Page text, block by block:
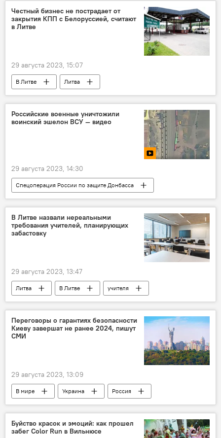
страны Балтии
Честный бизнес не пострадает от
закрытия КПП с Белоруссией, считают
в Литве
29 августа 2023, 15:07
В Литве
Литва
Закрытие КПП на границе с Белоруссией
Российские военные уничтожили
воинский эшелон ВСУ — видео
29 августа 2023, 14:30
Спецоперация России по защите Донбасса
В мире
Россия Украина
В Литве назвали нереальными
требования учителей, планирующих
забастовку
29 августа 2023, 13:47
Литва В Литве
учителя
Ингрида Шимоните
Общество
забастовка
Переговоры о гарантиях безопасности
Киеву завершат не ранее 2024, пишут
СМИ
29 августа 2023, 13:09
В мире Украина
Россия
переговоры
Буйство красок и эмоций: как прошел
забег Color Run в Вильнюсе